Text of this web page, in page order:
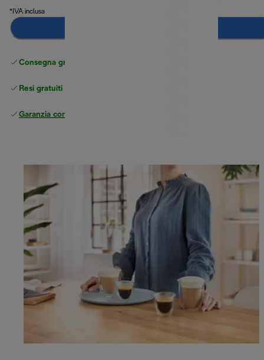
*IVA inclusa
Consegna gratuita standard
Resi gratuiti
Garanzia completa